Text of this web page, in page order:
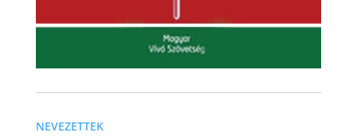
NEVEZETTEK